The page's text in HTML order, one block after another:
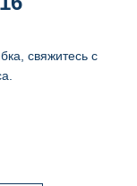
свяжитесь с